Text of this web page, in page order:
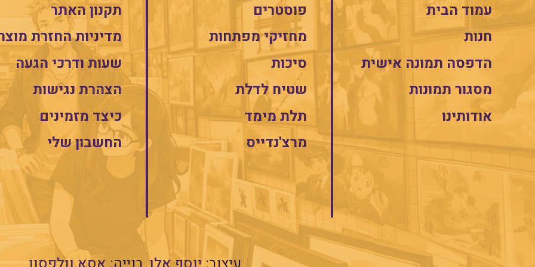
עמוד הבית
חנות
הדפסה תמונה אישית
מסגור תמונות
אודותינו
פוסטרים
מחזיקי מפתחות
סיכות
שטיח לדלת
תלת מימד
מרצ'נדייס
תקנון האתר
מדיניות החזרת
שעות ודרכי הגעה
הצהרת נגישות
כיצד מזמינים
החשבון שלי